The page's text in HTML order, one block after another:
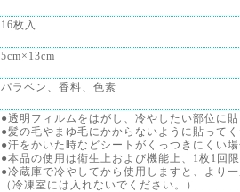
16枚入
5cm×13cm
パラベン、香料、色素
●透明フィルムをはがし、冷やしたい部位に
●髪の毛やまゆ毛にかからないように貼って
●汗をかいた時などシートがくっつきにくい
●本品の使用は衛生上および機能上、1枚1回
●冷蔵庫で冷やしてから使用しますと、より
（冷凍室には入れないでください。）